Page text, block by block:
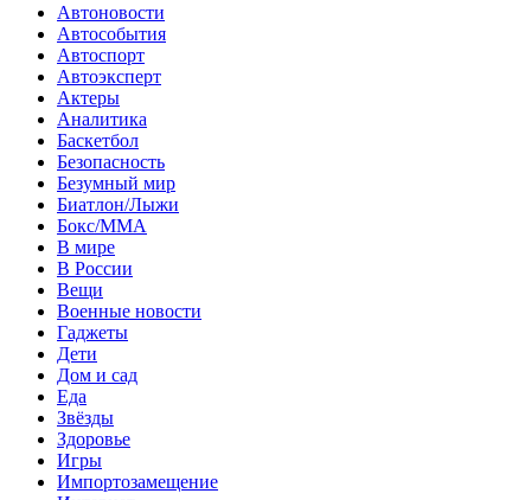
Автоновости
Автособытия
Автоспорт
Автоэксперт
Актеры
Аналитика
Баскетбол
Безопасность
Безумный мир
Биатлон/Лыжи
Бокс/MMA
В мире
В России
Вещи
Военные новости
Гаджеты
Дети
Дом и сад
Еда
Звёзды
Здоровье
Игры
Импортозамещение